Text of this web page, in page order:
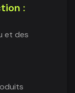
:
et des